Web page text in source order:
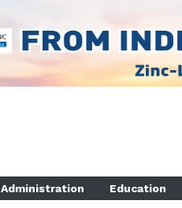
Administration Education